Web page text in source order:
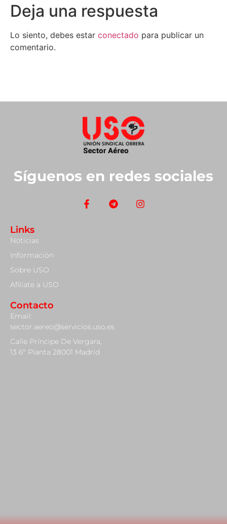
Deja una respuesta
Lo siento, debes estar conectado para publicar un
comentario.
Síguenos en redes sociales
Links
Noticias
Información
Sobre USO
Afiliate a USO
Contacto
Email:
sector.aereo@servicios.uso.es
Calle Príncipe De Vergara,
13 6º Planta 28001 Madrid